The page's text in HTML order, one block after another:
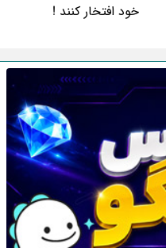
خود افتخار کنند !